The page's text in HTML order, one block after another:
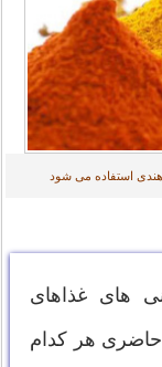
استفاده می شود
های غذاهای
حاضری هر کدام